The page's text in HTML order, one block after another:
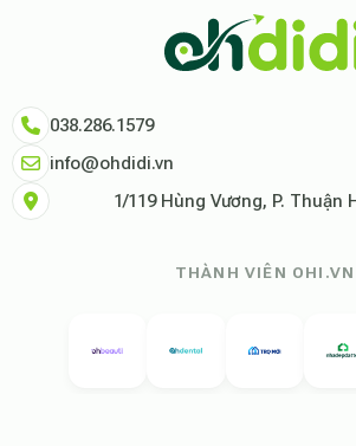
Ohdidi Facebook
038.286.1579
info@ohdidi.vn
1/119 Hùng Vương, P. Thuận
THÀNH VIÊN OHI.VN